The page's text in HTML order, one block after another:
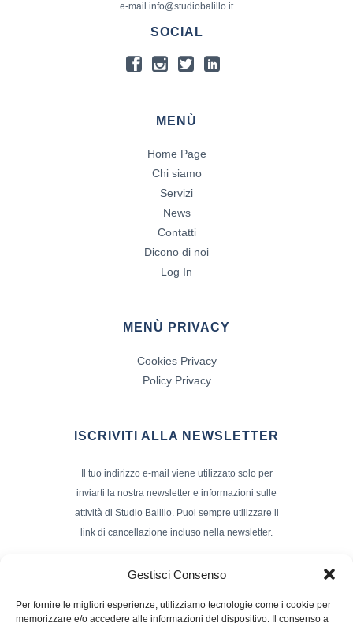
Gestisci Consenso
Per fornire le migliori esperienze, utilizziamo tecnologie come i cookie per
memorizzare e/o accedere alle informazioni del dispositivo. Il consenso a
e-mail info@studiobalillo.it
SOCIAL
MENÙ
Home Page
Chi siamo
Servizi
News
Contatti
Dicono di noi
Log In
MENÙ PRIVACY
Cookies Privacy
Policy Privacy
ISCRIVITI ALLA NEWSLETTER
Il tuo indirizzo e-mail viene utilizzato solo per
inviarti la nostra newsletter e informazioni sulle
attività di Studio Balillo. Puoi sempre utilizzare il
link di cancellazione incluso nella newsletter.
Nome e Cognome